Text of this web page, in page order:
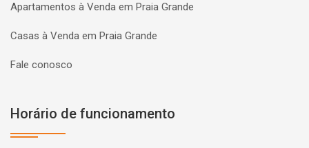
Apartamentos à Venda em Praia Grande
Casas à Venda em Praia Grande
Fale conosco
Horário de funcionamento